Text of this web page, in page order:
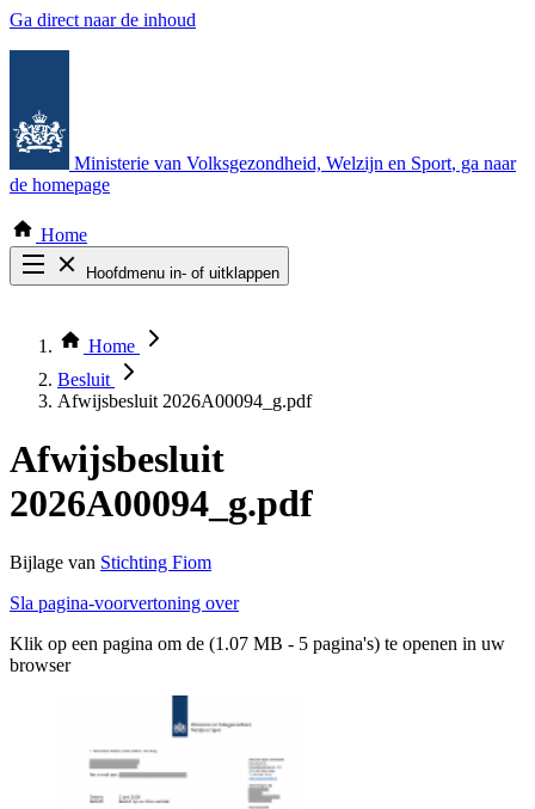
Ga direct naar de inhoud
Ministerie van Volksgezondheid, Welzijn en Sport, ga naar
de homepage
Home
Hoofdmenu in- of uitklappen
Thema COVID-19
Bekijk per bestuursorgaan
Home
Besluit
Afwijsbesluit 2026A00094_g.pdf
Afwijsbesluit
2026A00094_g.pdf
Bijlage van Stichting Fiom
Sla pagina-voorvertoning over
Klik op een pagina om de (1.07 MB - 5 pagina's) te openen in uw
browser